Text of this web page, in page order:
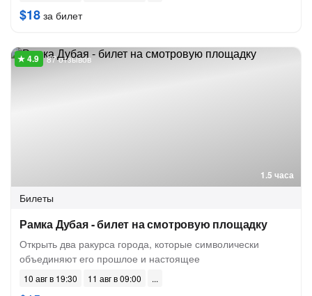
$18 за билет
1.5 часа
87 отзывов
Билеты
Рамка Дубая - билет на смотровую площадку
Открыть два ракурса города, которые символически
объединяют его прошлое и настоящее
10 авг в 19:30 11 авг в 09:00